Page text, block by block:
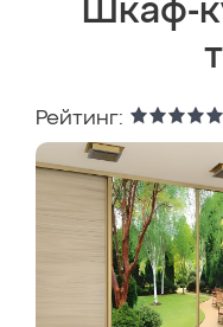
Шкаф-
Рейтинг: